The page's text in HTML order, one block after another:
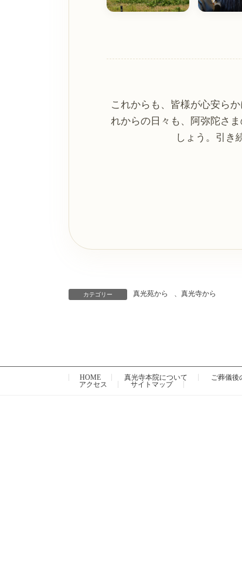
これからも、皆様が心安ら
れからの日々も、阿弥陀さ
しょう。引き
カテゴリー 真光苑から 真光寺から
HOME 真光寺本院について ご葬儀後
アクセス
サイトマップ